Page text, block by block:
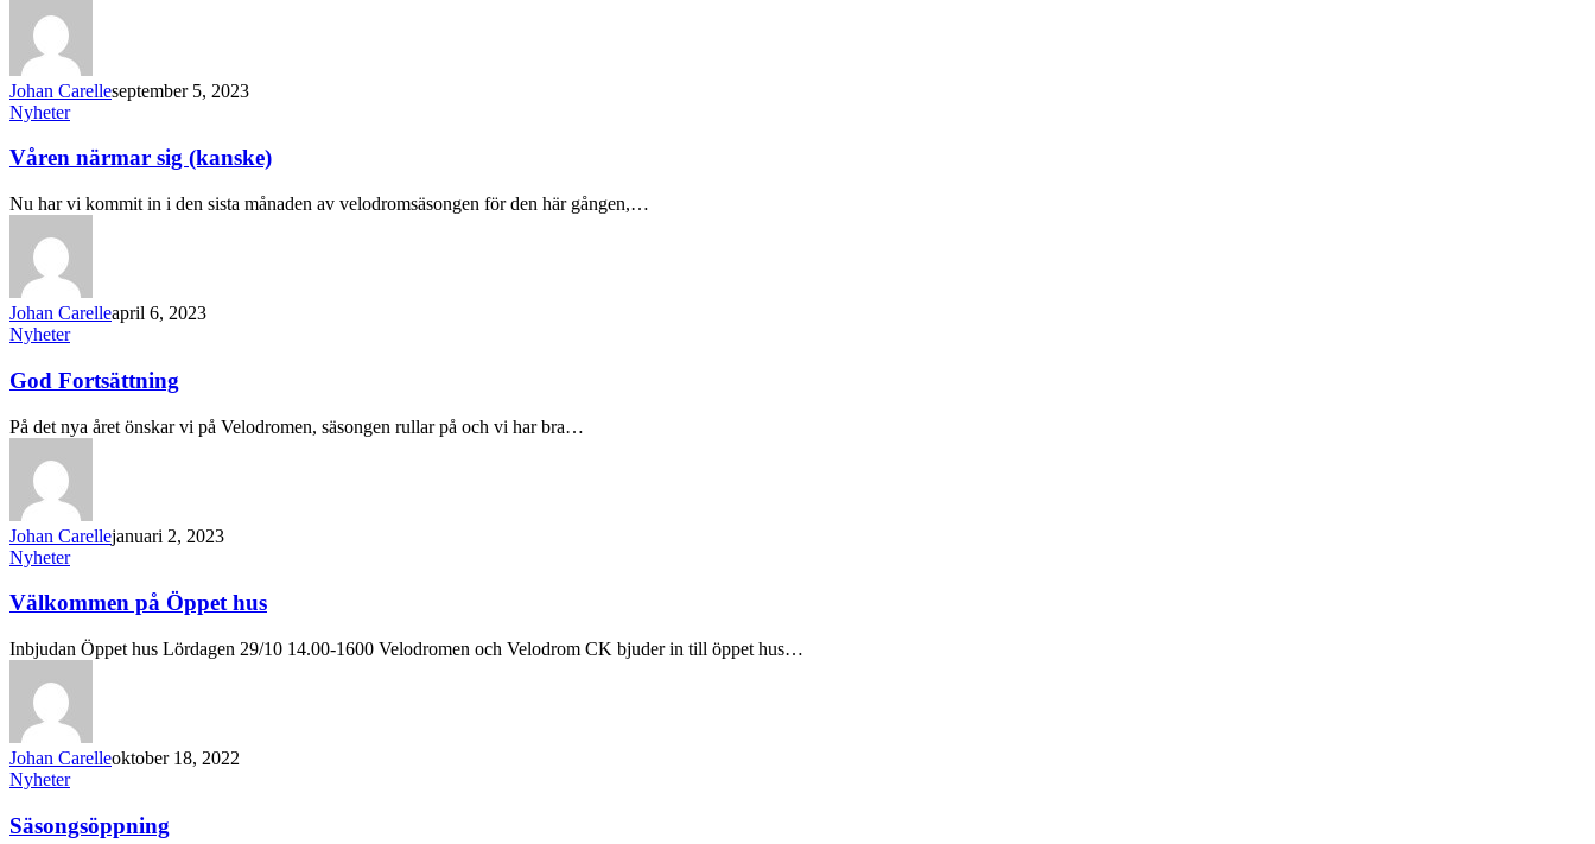
Johan Carelleseptember 5, 2023
Nyheter
Våren närmar sig (kanske)
Nu har vi kommit in i den sista månaden av velodromsäsongen för den här gången,…
Johan Carelleapril 6, 2023
Nyheter
God Fortsättning
På det nya året önskar vi på Velodromen, säsongen rullar på och vi har bra…
Johan Carellejanuari 2, 2023
Nyheter
Välkommen på Öppet hus
Inbjudan Öppet hus Lördagen 29/10 14.00-1600 Velodromen och Velodrom CK bjuder in till öppet hus…
Johan Carelleoktober 18, 2022
Nyheter
Säsongsöppning